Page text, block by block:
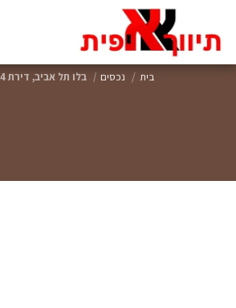
בית נכסים בלו תל אביב, דירת 4 חדרים להשכרה